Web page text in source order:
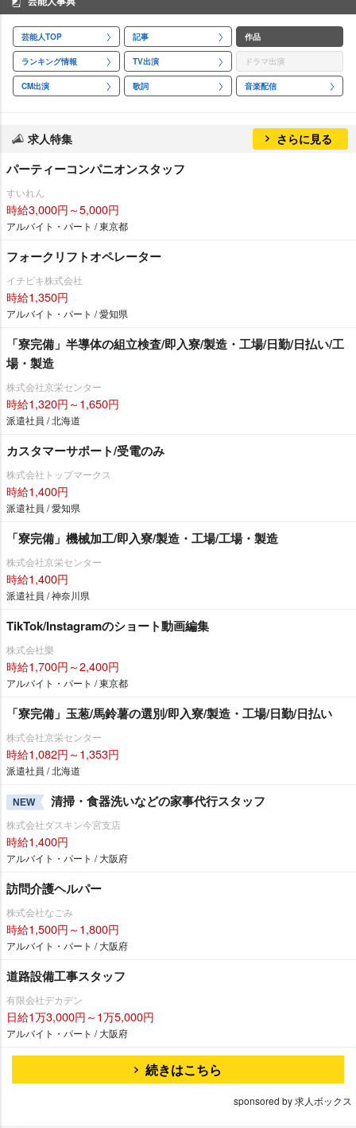
芸能人TOP 記事 作品
ランキング情報 TV出演 ドラマ出演
CM出演 歌詞 音楽配信
求人特集 さらに見る
パーティーコンパニオンスタッフ
すいれん
時給3,000円～5,000円
アルバイト・パート / 東京都
フォークリフトオペレーター
イチビキ株式会社
時給1,350円
アルバイト・パート / 愛知県
「寮完備」半導体の組立検査/即入寮/製造・工場/日勤/日払い/工
場・製造
株式会社京栄センター
時給1,320円～1,650円
派遣社員 / 北海道
カスタマーサポート/受電のみ
株式会社トップマークス
時給1,400円
派遣社員 / 愛知県
「寮完備」機械加工/即入寮/製造・工場/工場・製造
株式会社京栄センター
時給1,400円
派遣社員 / 神奈川県
TikTok/Instagramのショート動画編集
株式会社樂
時給1,700円～2,400円
アルバイト・パート / 東京都
「寮完備」玉葱/馬鈴薯の選別/即入寮/製造・工場/日勤/日払い
株式会社京栄センター
時給1,082円～1,353円
派遣社員 / 北海道
NEW 清掃・食器洗いなどの家事代行スタッフ
株式会社ダスキン今宮支店
時給1,400円
アルバイト・パート / 大阪府
訪問介護ヘルパー
株式会社なごみ
時給1,500円～1,800円
アルバイト・パート / 大阪府
道路設備工事スタッフ
有限会社デカデン
日給1万3,000円～1万5,000円
アルバイト・パート / 大阪府
続きはこちら
sponsored by 求人ボックス